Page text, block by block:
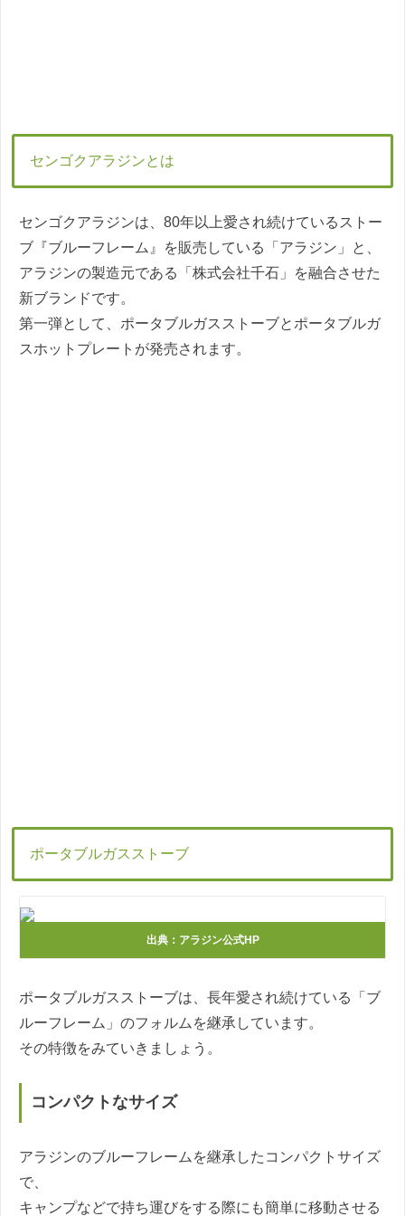
センゴクアラジンとは
センゴクアラジンは、80年以上愛され続けているストー
ブ『ブルーフレーム』を販売している「アラジン」と、
アラジンの製造元である「株式会社千石」を融合させた
新ブランドです。
第一弾として、ポータブルガスストーブとポータブルガ
スホットプレートが発売されます。
ポータブルガスストーブ
出典：アラジン公式HP
ポータブルガスストーブは、長年愛され続けている「ブ
ルーフレーム」のフォルムを継承しています。
その特徴をみていきましょう。
コンパクトなサイズ
アラジンのブルーフレームを継承したコンパクトサイズ
で、
キャンプなどで持ち運びをする際にも簡単に移動させる